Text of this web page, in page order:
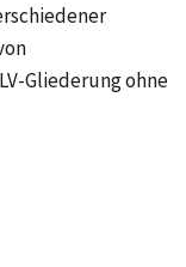
Gliederung ohne